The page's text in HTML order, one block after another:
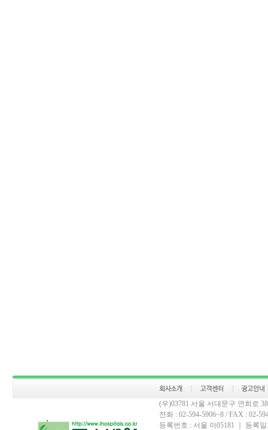
(우)03781 서울 서대문구 연희로
전화 : 02-594-5906~8 / FAX : 02-
등록번호 : 서울 아05181 ｜ 등록